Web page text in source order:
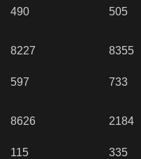
490 505
8227
597
8355
733
8626
115
2184
335